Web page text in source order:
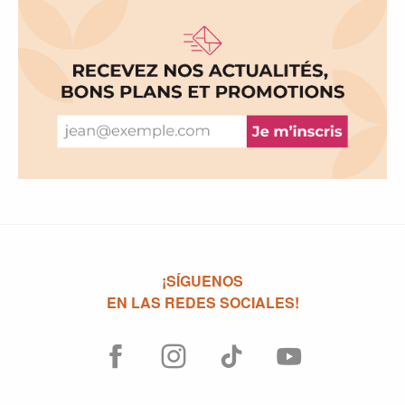
¡SÍGUENOS
EN LAS REDES SOCIALES!